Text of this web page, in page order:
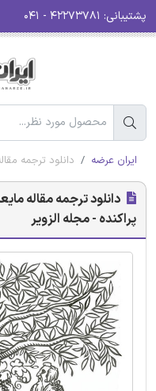
پشتیبانی:
ایران عرضه دانلود ترجمه
دانلود ترجمه مقاله
پراکنده - مجله الزویر